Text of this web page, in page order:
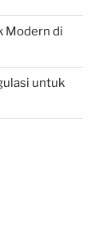
Modern di
untuk